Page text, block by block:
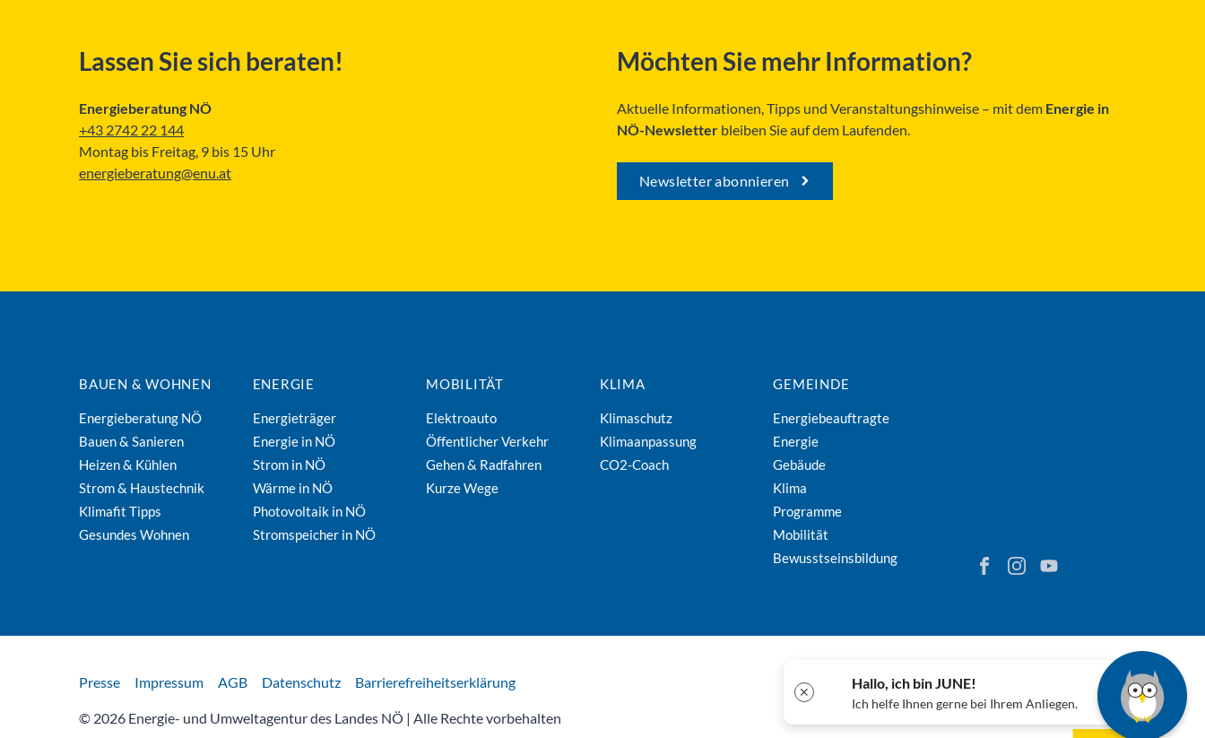
Lassen Sie sich beraten!
Energieberatung NÖ
+43 2742 22 144
Montag bis Freitag, 9 bis 15 Uhr
energieberatung@enu.at
Möchten Sie mehr Information?
Aktuelle Informationen, Tipps und Veranstaltungshinweise – mit dem Energie in
NÖ-Newsletter bleiben Sie auf dem Laufenden.
Newsletter abonnieren
BAUEN & WOHNEN
Energieberatung NÖ
Bauen & Sanieren
Heizen & Kühlen
Strom & Haustechnik
Klimafit Tipps
Gesundes Wohnen
ENERGIE
Energieträger
Energie in NÖ
Strom in NÖ
Wärme in NÖ
Photovoltaik in NÖ
Stromspeicher in NÖ
MOBILITÄT
Elektroauto
Öffentlicher Verkehr
Gehen & Radfahren
Kurze Wege
KLIMA
Klimaschutz
Klimaanpassung
CO2-Coach
GEMEINDE
Energiebeauftragte
Energie
Gebäude
Klima
Programme
Mobilität
Bewusstseinsbildung
Finden Sie Energie in Niederösterreich
Folgen Sie Energie in
Besuchen Sie den
Rechtliches
Presse Impressum AGB Datenschutz Barrierefreiheitserklärung
© 2026 Energie- und Umweltagentur des Landes NÖ | Alle Rechte vorbehalten
✕
Hallo, ich bin JUNE!
Ich helfe Ihnen gerne bei Ihrem Anliegen.